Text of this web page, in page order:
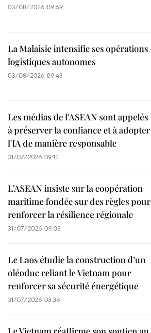
03/08/2026 09:59
La Malaisie intensifie ses opérations
logistiques autonomes
03/08/2026 09:43
Les médias de l'ASEAN sont appelés
à préserver la confiance et à adopter
l'IA de manière responsable
31/07/2026 09:12
L’ASEAN insiste sur la coopération
maritime fondée sur des règles pour
renforcer la résilience régionale
31/07/2026 09:03
Le Laos étudie la construction d’un
oléoduc reliant le Vietnam pour
renforcer sa sécurité énergétique
31/07/2026 03:36